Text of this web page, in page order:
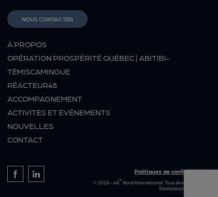
NOUS CONTACTER
À PROPOS
OPÉRATION PROSPÉRITÉ QUÉBEC | ABITIBI-
TÉMISCAMINGUE
RÉACTEUR48
ACCOMPAGNEMENT
ACTIVITÉS ET ÉVÉNEMENTS
NOUVELLES
CONTACT
Politiques de confidentialité
© 2026 - 48
e
Nord International. Tous droits réservés.
Réalisation :